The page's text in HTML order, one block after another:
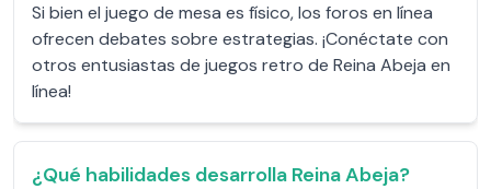
Si bien el juego de mesa es físico, los foros en línea
ofrecen debates sobre estrategias. ¡Conéctate con
otros entusiastas de juegos retro de Reina Abeja en
línea!
¿Qué habilidades desarrolla Reina Abeja?